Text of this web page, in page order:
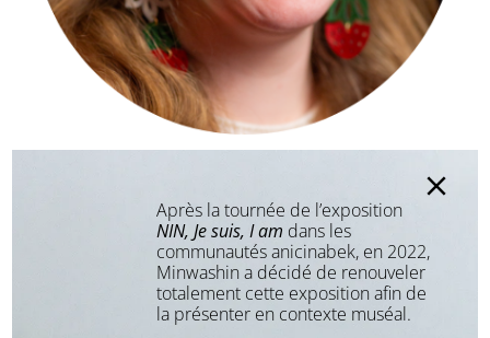
Artisane et illustratrice
Après la tournée de l’exposition
NIN, Je suis, I am dans les
communautés anicinabek, en 2022,
Minwashin a décidé de renouveler
totalement cette exposition afin de
la présenter en contexte muséal.